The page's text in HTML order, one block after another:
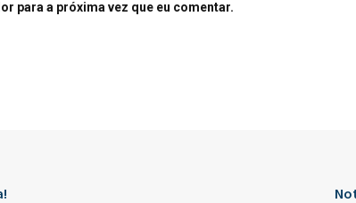
para a próxima vez que eu comentar.